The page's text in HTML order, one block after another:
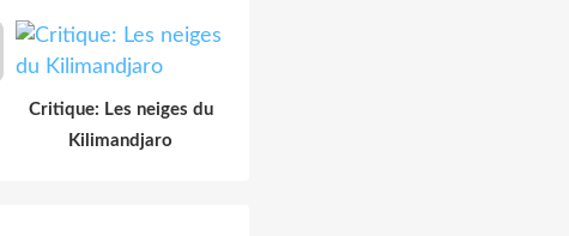
Critique: Les neiges du
Kilimandjaro